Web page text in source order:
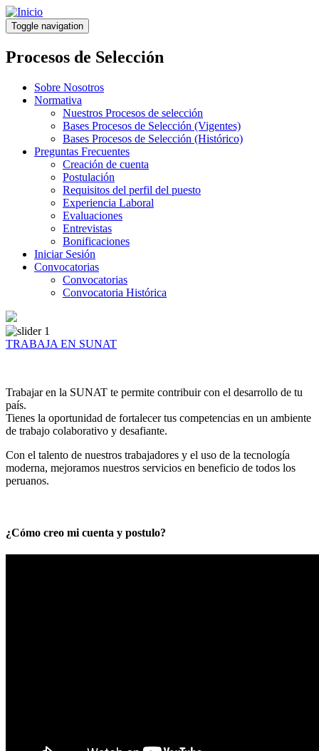
Pasar
al
contenido
principal
Toggle navigation
Procesos de Selección
Sobre Nosotros
Normativa
Nuestros Procesos de selección
Bases Procesos de Selección (Vigentes)
Bases Procesos de Selección (Histórico)
Preguntas Frecuentes
Creación de cuenta
Postulación
Requisitos del perfil del puesto
Experiencia Laboral
Evaluaciones
Entrevistas
Bonificaciones
Iniciar Sesión
Convocatorias
Convocatorias
Convocatoria Histórica
TRABAJA EN SUNAT
Trabajar en la SUNAT te permite contribuir con el desarrollo de tu
país.
Tienes la oportunidad de fortalecer tus competencias en un ambiente
de trabajo colaborativo y desafiante.
Con el talento de nuestros trabajadores y el uso de la tecnología
moderna, mejoramos nuestros servicios en beneficio de todos los
peruanos.
¿Cómo creo mi cuenta y postulo?